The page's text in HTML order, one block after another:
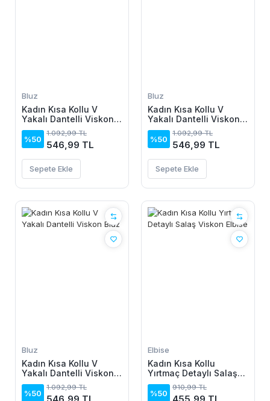
Bluz
Kadın Kısa Kollu V
Yakalı Dantelli Viskon
Bluz
%50
1.092,99 TL
546,99 TL
Sepete Ekle
Bluz
Kadın Kısa Kollu V
Yakalı Dantelli Viskon
Bluz
%50
1.092,99 TL
546,99 TL
Sepete Ekle
Bluz
Kadın Kısa Kollu V
Yakalı Dantelli Viskon
Bluz
%50
1.092,99 TL
Elbise
Kadın Kısa Kollu
Yırtmaç Detaylı Salaş
Viskon Elbise
%50
910,99 TL